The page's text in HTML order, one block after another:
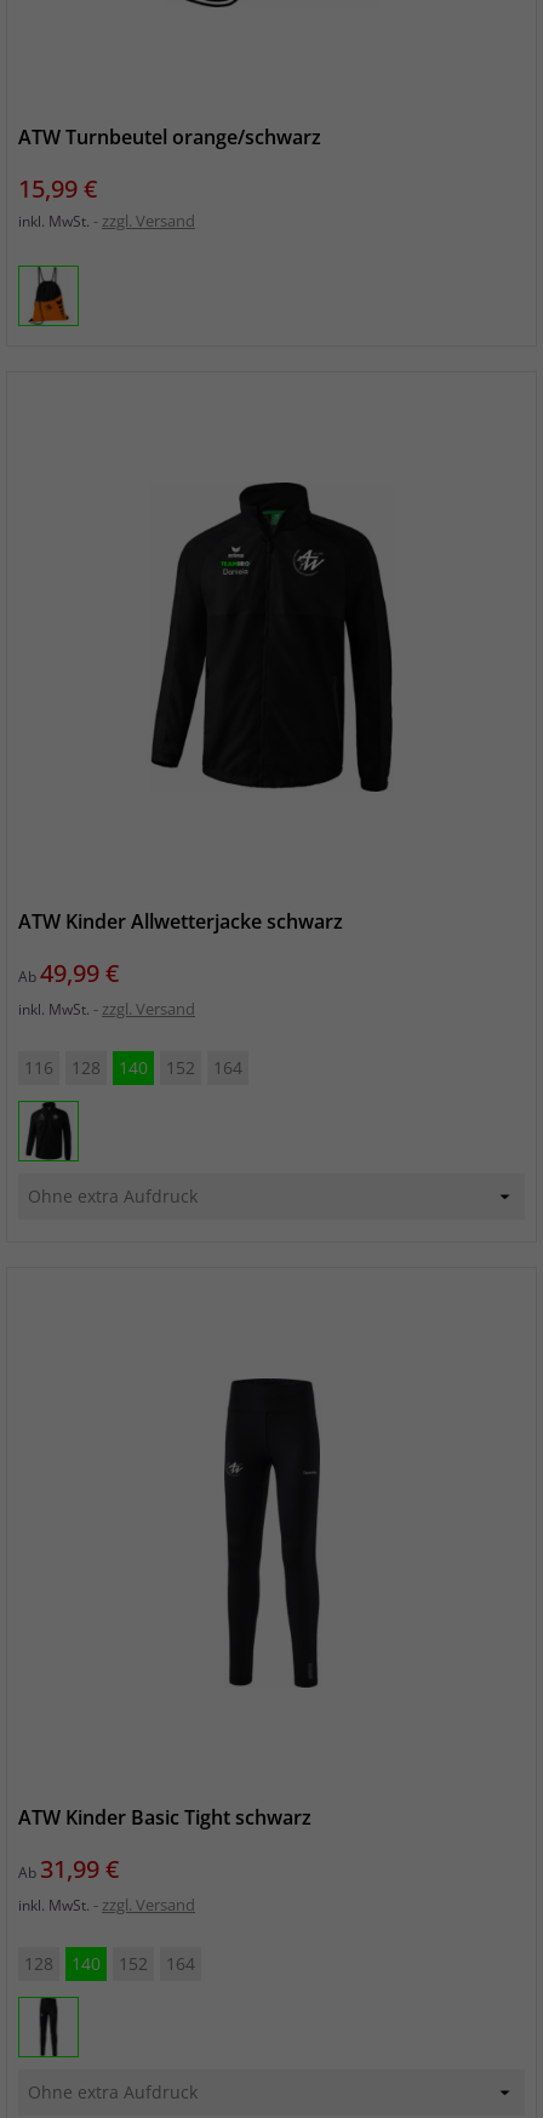
ATW Turnbeutel orange/schwarz
Preis
15,99 €
inkl. MwSt. zzgl. Versand
ATW Kinder Allwetterjacke schwarz
AbPreis
49,99 €
inkl. MwSt. zzgl. Versand
116 128 140 152 164
ATW Kinder Basic Tight schwarz
Ab Preis
31,99 €
inkl. MwSt. zzgl. Versand
128 140 152 164